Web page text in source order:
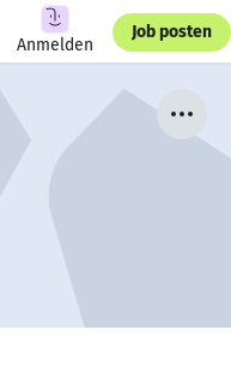
Anmelden
Job posten